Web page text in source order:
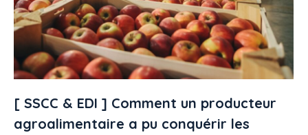
[ SSCC & EDI ] Comment un producteur
agroalimentaire a pu conquérir les